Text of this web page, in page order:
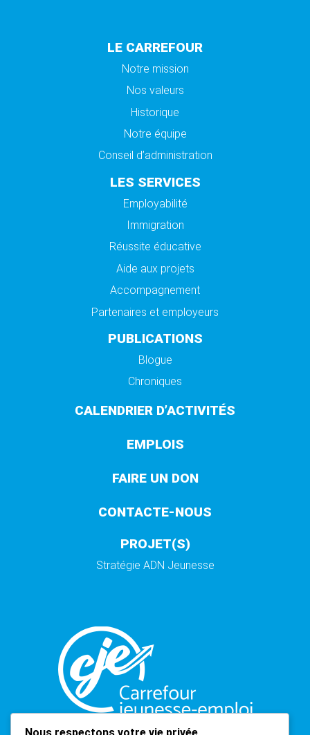
LE CARREFOUR
Notre mission
Nos valeurs
Historique
Notre équipe
Conseil d’administration
LES SERVICES
Employabilité
Immigration
Réussite éducative
Aide aux projets
Accompagnement
Partenaires et employeurs
PUBLICATIONS
Blogue
Chroniques
CALENDRIER D’ACTIVITÉS
EMPLOIS
FAIRE UN DON
CONTACTE-NOUS
PROJET(S)
Stratégie ADN Jeunesse
Nous respectons votre vie privée